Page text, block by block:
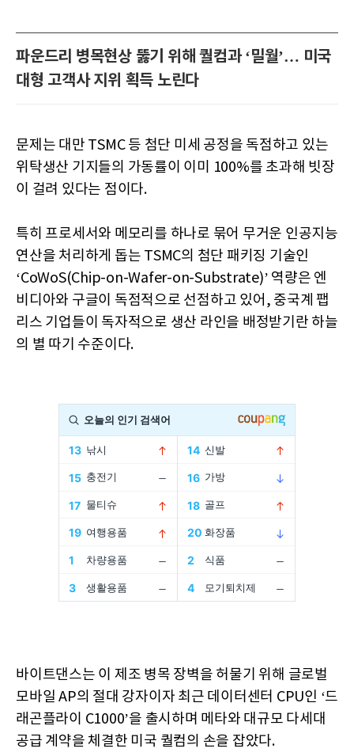
파운드리 병목현상 뚫기 위해 퀄컴과 ‘밀월’… 미국
대형 고객사 지위 획득 노린다
문제는 대만 TSMC 등 첨단 미세 공정을 독점하고 있는
위탁생산 기지들의 가동률이 이미 100%를 초과해 빗장
이 걸려 있다는 점이다.
특히 프로세서와 메모리를 하나로 묶어 무거운 인공지능
연산을 처리하게 돕는 TSMC의 첨단 패키징 기술인
‘CoWoS(Chip-on-Wafer-on-Substrate)’ 역량은 엔
비디아와 구글이 독점적으로 선점하고 있어, 중국계 팹
리스 기업들이 독자적으로 생산 라인을 배정받기란 하늘
의 별 따기 수준이다.
바이트댄스는 이 제조 병목 장벽을 허물기 위해 글로벌
모바일 AP의 절대 강자이자 최근 데이터센터 CPU인 ‘드
래곤플라이 C1000’을 출시하며 메타와 대규모 다세대
공급 계약을 체결한 미국 퀄컴의 손을 잡았다.